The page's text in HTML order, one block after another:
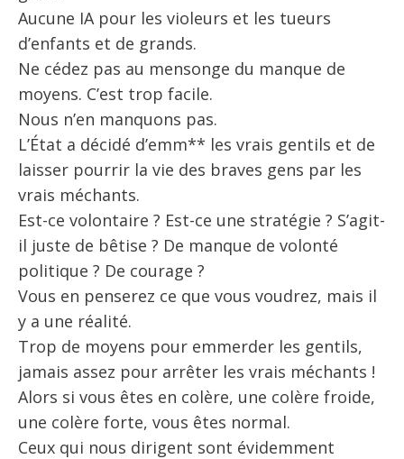
Aucune IA pour les violeurs et les tueurs
d’enfants et de grands.
Ne cédez pas au mensonge du manque de
moyens. C’est trop facile.
Nous n’en manquons pas.
L’État a décidé d’emm** les vrais gentils et de
laisser pourrir la vie des braves gens par les
vrais méchants.
Est-ce volontaire ? Est-ce une stratégie ? S’agit-
il juste de bêtise ? De manque de volonté
politique ? De courage ?
Vous en penserez ce que vous voudrez, mais il
y a une réalité.
Trop de moyens pour emmerder les gentils,
jamais assez pour arrêter les vrais méchants !
Alors si vous êtes en colère, une colère froide,
une colère forte, vous êtes normal.
Ceux qui nous dirigent sont évidemment